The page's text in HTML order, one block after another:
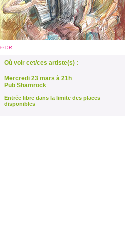
© DR
Où voir cet/ces artiste(s) :
Mercredi 23 mars à 21h
Pub Shamrock
Entrée libre dans la limite des places
disponibles